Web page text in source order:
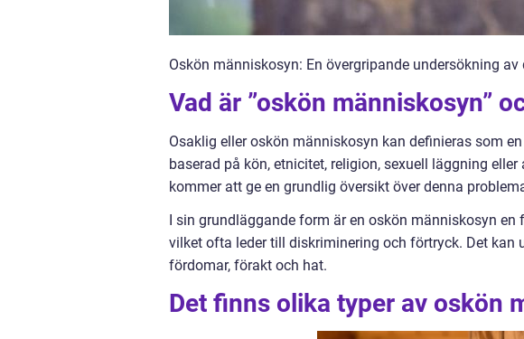
Oskön människosyn: En övergripande undersökning
Vad är ”oskön människosyn”
Osaklig eller oskön människosyn kan definieras som
baserad på kön, etnicitet, religion, sexuell läggning
kommer att ge en grundlig översikt över denna
I sin grundläggande form är en oskön människosyn
vilket ofta leder till diskriminering och förtryck. Det kan
fördomar, förakt och hat.
Det finns olika typer av oskön